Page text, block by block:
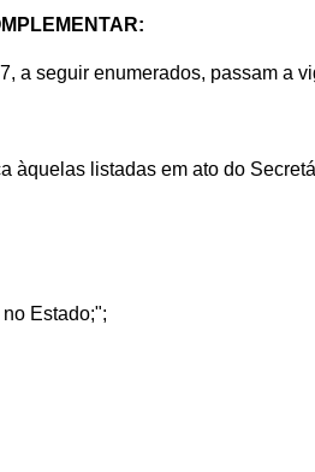
a seguir enumerados, passam a
àquelas listadas em ato do
Estado;";